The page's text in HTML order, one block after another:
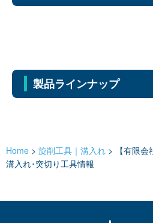
製品ラインナップ
Home > 旋削工具｜溝入れ >
【有限
溝入れ･突切り工具情報